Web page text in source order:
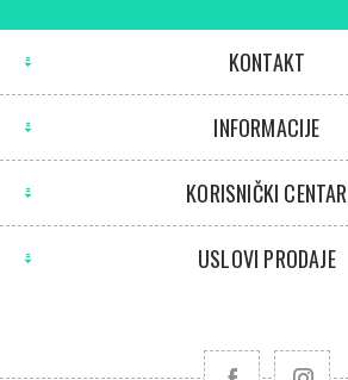
KONTAKT
INFORMACIJE
KORISNIČKI CENTAR
USLOVI PRODAJE